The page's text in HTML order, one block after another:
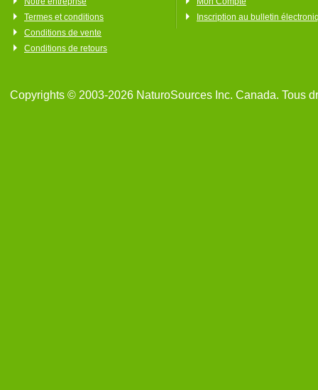
Termes et conditions
Conditions de vente
Conditions de retours
Inscription au bulletin
Copyrights © 2003-2026 NaturoSources Inc. Canada. Tous